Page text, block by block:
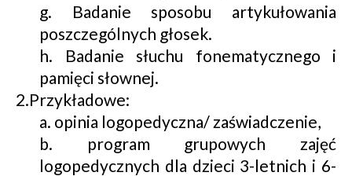
g. Badanie sposobu artykułowania
poszczególnych głosek.
h. Badanie słuchu fonematycznego i
pamięci słownej.
2.Przykładowe:
a. opinia logopedyczna/ zaświadczenie,
b. program grupowych zajęć
logopedycznych dla dzieci 3-letnich i 6-